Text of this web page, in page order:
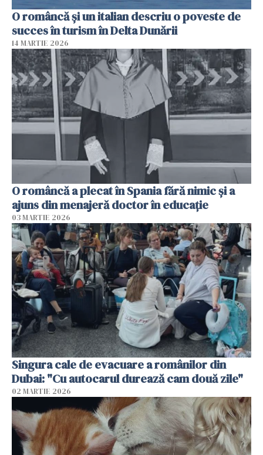
O româncă și un italian descriu o poveste de
succes în turism în Delta Dunării
14 MARTIE 2026
O româncă a plecat în Spania fără nimic și a
ajuns din menajeră doctor în educație
03 MARTIE 2026
Singura cale de evacuare a românilor din
Dubai: "Cu autocarul durează cam două zile"
02 MARTIE 2026